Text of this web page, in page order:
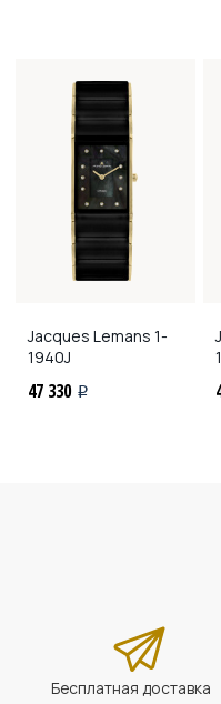
Jacques Lemans 1-
1940J
47 330 i
Бесплатная доставка